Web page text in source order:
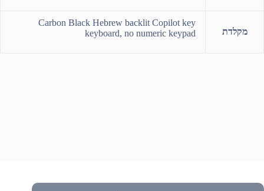
מקלדת
Carbon Black Hebrew backlit Copilot key
keyboard, no numeric keypad